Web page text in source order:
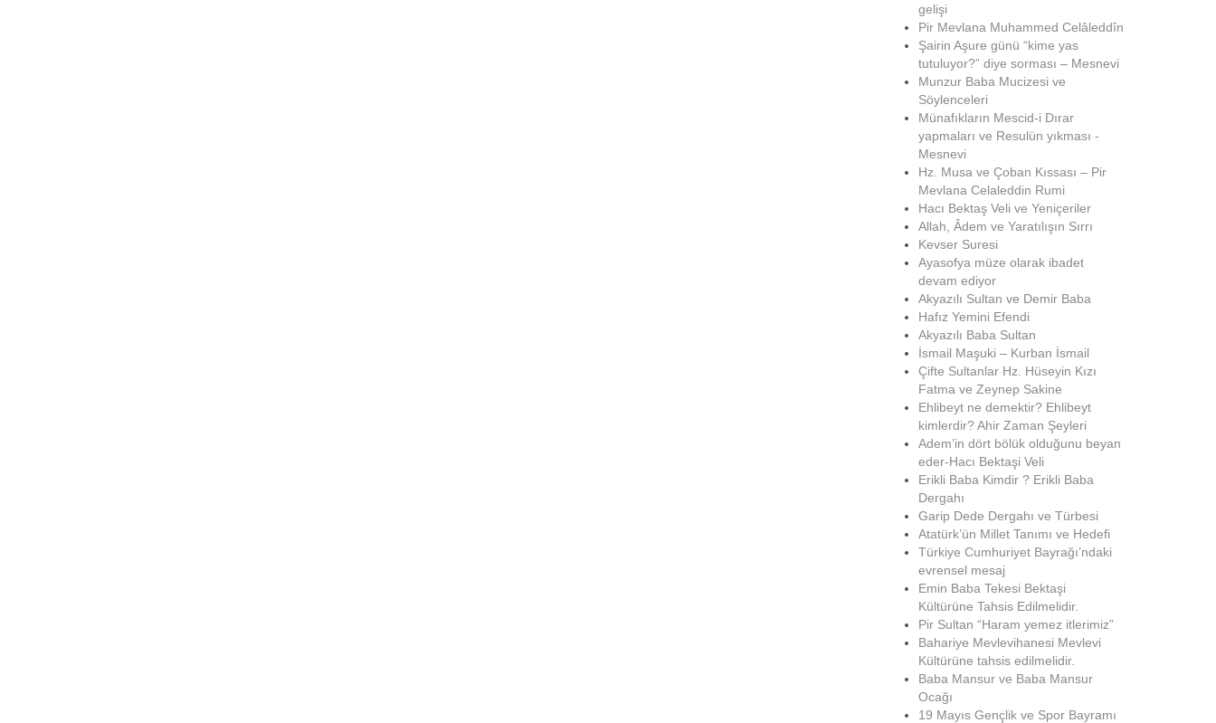
gelişi
Pir Mevlana Muhammed Celâleddîn
Şairin Aşure günü “kime yas
tutuluyor?” diye sorması – Mesnevi
Munzur Baba Mucizesi ve
Söylenceleri
Münafıkların Mescid-i Dırar
yapmaları ve Resulün yıkması -
Mesnevi
Hz. Musa ve Çoban Kıssası – Pir
Mevlana Celaleddin Rumi
Hacı Bektaş Veli ve Yeniçeriler
Allah, Âdem ve Yaratılışın Sırrı
Kevser Suresi
Ayasofya müze olarak ibadet
devam ediyor
Akyazılı Sultan ve Demir Baba
Hafız Yemini Efendi
Akyazılı Baba Sultan
İsmail Maşuki – Kurban İsmail
Çifte Sultanlar Hz. Hüseyin Kızı
Fatma ve Zeynep Sakine
Ehlibeyt ne demektir? Ehlibeyt
kimlerdir? Ahir Zaman Şeyleri
Adem’in dört bölük olduğunu beyan
eder-Hacı Bektaşi Veli
Erikli Baba Kimdir ? Erikli Baba
Dergahı
Garip Dede Dergahı ve Türbesi
Atatürk’ün Millet Tanımı ve Hedefi
Türkiye Cumhuriyet Bayrağı’ndaki
evrensel mesaj
Emin Baba Tekesi Bektaşi
Kültürüne Tahsis Edilmelidir.
Pir Sultan “Haram yemez itlerimiz”
Bahariye Mevlevihanesi Mevlevi
Kültürüne tahsis edilmelidir.
Baba Mansur ve Baba Mansur
Ocağı
19 Mayıs Gençlik ve Spor Bayramı